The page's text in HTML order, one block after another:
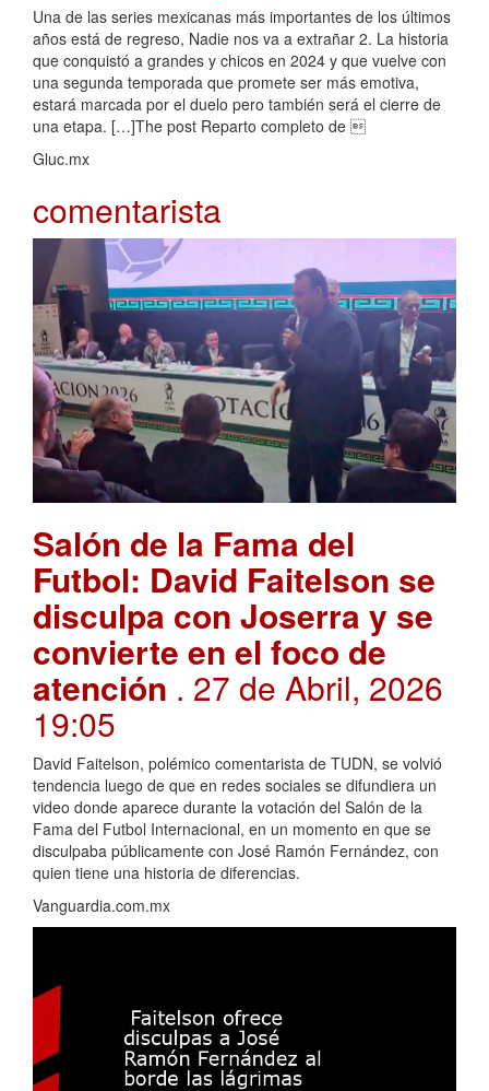
Una de las series mexicanas más importantes de los últimos
años está de regreso, Nadie nos va a extrañar 2. La historia
que conquistó a grandes y chicos en 2024 y que vuelve con
una segunda temporada que promete ser más emotiva,
estará marcada por el duelo pero también será el cierre de
una etapa. […]The post Reparto completo de 
Gluc.mx
comentarista
Salón de la Fama del
Futbol: David Faitelson se
disculpa con Joserra y se
convierte en el foco de
atención . 27 de Abril, 2026
19:05
David Faitelson, polémico comentarista de TUDN, se volvió
tendencia luego de que en redes sociales se difundiera un
video donde aparece durante la votación del Salón de la
Fama del Futbol Internacional, en un momento en que se
disculpaba públicamente con José Ramón Fernández, con
quien tiene una historia de diferencias.
Vanguardia.com.mx